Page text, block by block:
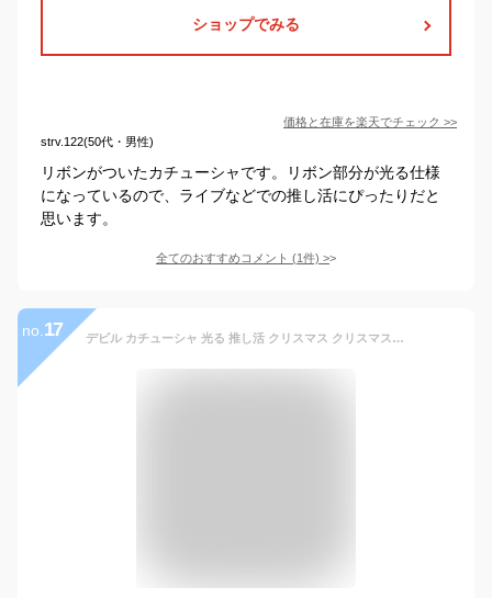
ショップでみる
価格と在庫を楽天でチェック >>
strv.122(50代・男性)
リボンがついたカチューシャです。リボン部分が光る仕様
になっているので、ライブなどでの推し活にぴったりだと
思います。
全てのおすすめコメント (1件) >
no. 17 デビル カチューシャ 光る 推し活 クリスマス クリスマスパーティー ハロウィン お揃い 点灯 小悪魔 コスプレ コスチューム ツノ パーティ パーティー 仮装 衣装 目立つ